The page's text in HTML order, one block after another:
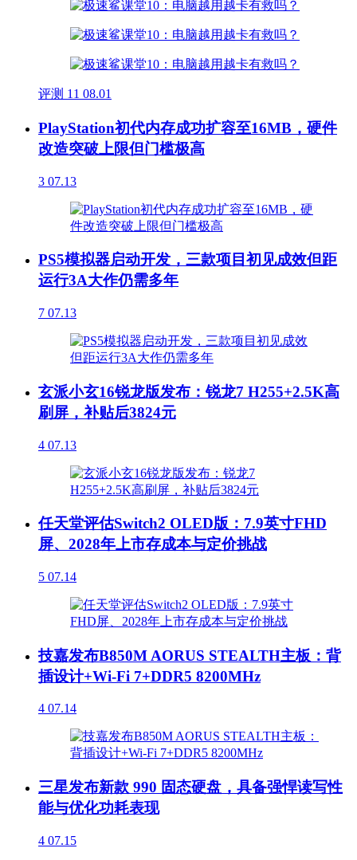
评测 11 08.01
PlayStation初代内存成功扩容至16MB，硬件
改造突破上限但门槛极高
3 07.13
PS5模拟器启动开发，三款项目初见成效但距
运行3A大作仍需多年
7 07.13
玄派小玄16锐龙版发布：锐龙7 H255+2.5K高
刷屏，补贴后3824元
4 07.13
任天堂评估Switch2 OLED版：7.9英寸FHD
屏、2028年上市存成本与定价挑战
5 07.14
技嘉发布B850M AORUS STEALTH主板：背
插设计+Wi-Fi 7+DDR5 8200MHz
4 07.14
三星发布新款 990 固态硬盘，具备强悍读写性
能与优化功耗表现
4 07.15